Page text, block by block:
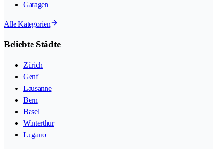
Garagen
Alle Kategorien
Beliebte Städte
Zürich
Genf
Lausanne
Bern
Basel
Winterthur
Lugano